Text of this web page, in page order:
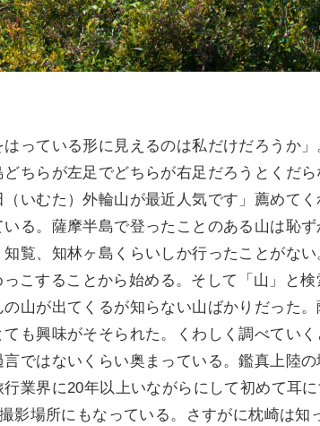
っている形に見えるのは私だけだろうか
ちらが左足でどちらが右足だろうとくだ
いむた）外輪山が最近人気です」薦めて
る。薩摩半島で登ったことのある山は恥ず
覧、知林ヶ島くらいしか行ったことがな
こすることから始める。そして「山」と検
山が出てくるが知らない山ばかりだった。
も興味がそそられた。くわしく調べてい
ではないくらい奥まっている。鑑真上陸の
業界に20年以上いながらにして初めて耳
影場所にもなっている。さすがに枕崎は知